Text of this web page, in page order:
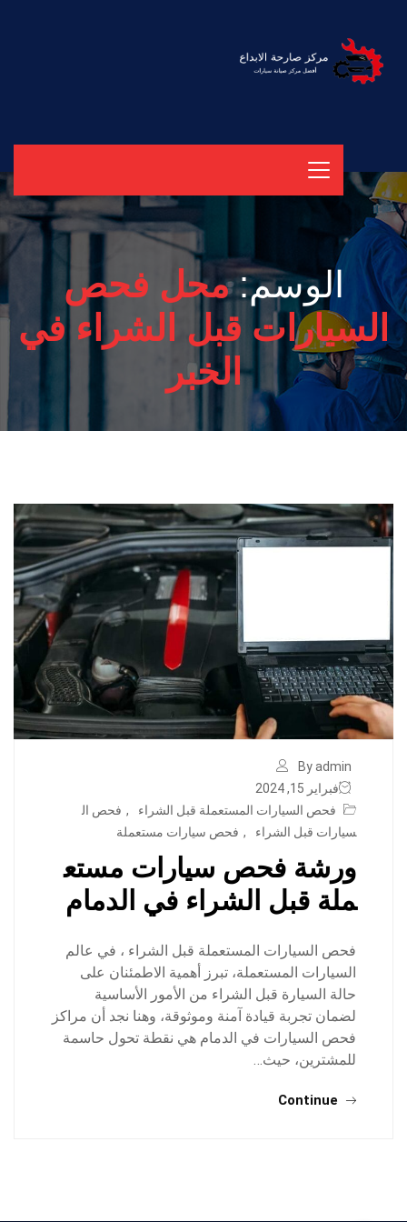
الوسم:محل فحص
السيارات قبل الشراء في
الخبر
By admin
فبراير 15, 2024
فحص السيارات المستعملة قبل الشراء
, فحص ال
سيارات قبل الشراء
, فحص سيارات مستعملة
ورشة فحص سيارات مستع
ملة قبل الشراء في الدمام
فحص السيارات المستعملة قبل الشراء ، في عالم
السيارات المستعملة، تبرز أهمية الاطمئنان على
حالة السيارة قبل الشراء من الأمور الأساسية
لضمان تجربة قيادة آمنة وموثوقة، وهنا نجد أن مراكز
فحص السيارات في الدمام هي نقطة تحول حاسمة
للمشترين، حيث…
Continue